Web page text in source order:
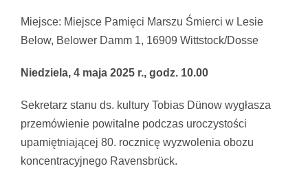
Miejsce: Miejsce Pamięci Marszu Śmierci w Lesie
Below, Belower Damm 1, 16909 Wittstock/Dosse
Niedziela, 4 maja 2025 r., godz. 10.00
Sekretarz stanu ds. kultury Tobias Dünow wygłasza
przemówienie powitalne podczas uroczystości
upamiętniającej 80. rocznicę wyzwolenia obozu
koncentracyjnego Ravensbrück.